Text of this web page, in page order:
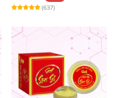
(637)